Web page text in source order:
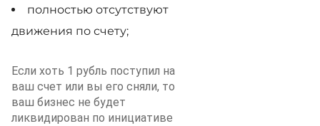
полностью отсутствуют
движения по счету;
Если хоть 1 рубль поступил на
ваш счет или вы его сняли, то
ваш бизнес не будет
ликвидирован по инициативе